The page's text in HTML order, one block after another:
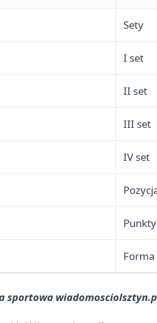
Sety
I set
II set
III set
IV set
Punkty
Forma
sportowa